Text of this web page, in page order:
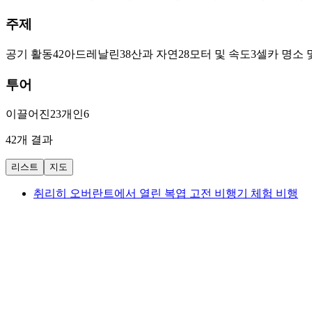
주제
공기 활동42아드레날린38산과 자연 28모터 및 속도3셀카 명소
투어
이끌어진23개인6
42개 결과
리스트 지도
취리히 오버란트에서 열린 복엽 고전 비행기 체험 비행